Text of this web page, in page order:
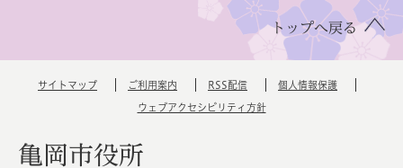
トップへ戻る
サイトマップ ご利用案内 RSS配信 個人情報保護
ウェブアクセシビリティ方針
亀岡市役所